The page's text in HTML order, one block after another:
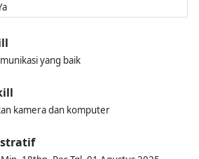
yang baik
kamera dan komputer